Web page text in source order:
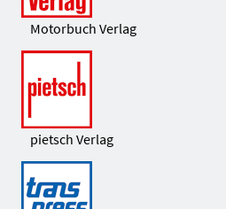
Motorbuch Verlag
pietsch Verlag